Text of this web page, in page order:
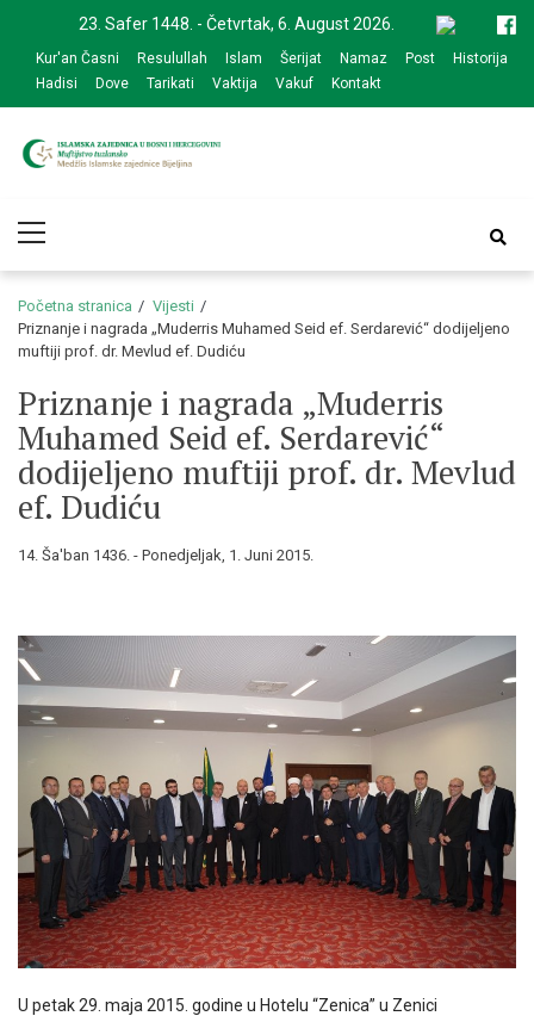
navigation
content
23. Safer 1448. - Četvrtak, 6. August 2026.
Kur'an Časni Resulullah Islam Šerijat Namaz Post
Historija
Hadisi
Dove Tarikati Vaktija Vakuf Kontakt
zajednice Bijeljina
Menu
Početna stranica
Vijesti
Priznanje i nagrada „Muderris Muhamed Seid ef. Serdarević“ dodijeljeno
muftiji prof. dr. Mevlud ef. Dudiću
Priznanje i nagrada „Muderris
Muhamed Seid ef. Serdarević“
dodijeljeno muftiji prof. dr. Mevlud
ef. Dudiću
14. Ša'ban 1436. - Ponedjeljak, 1. Juni 2015.
U petak 29. maja 2015. godine u Hotelu “Zenica” u Zenici